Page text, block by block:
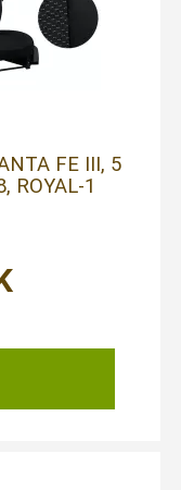
FE III, 5
ROYAL-1